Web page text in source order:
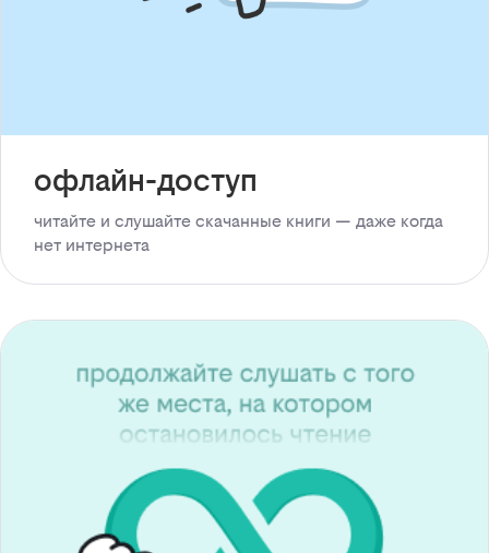
офлайн-доступ
читайте и слушайте скачанные книги — даже когда
нет интернета